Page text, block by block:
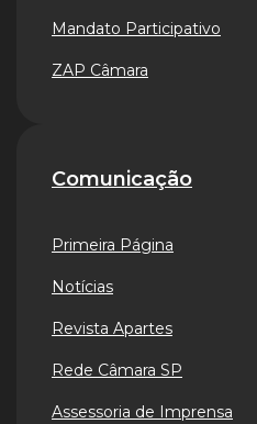
Mandato Participativo
ZAP Câmara
Comunicação
Primeira Página
Notícias
Revista Apartes
Rede Câmara SP
Assessoria de Imprensa